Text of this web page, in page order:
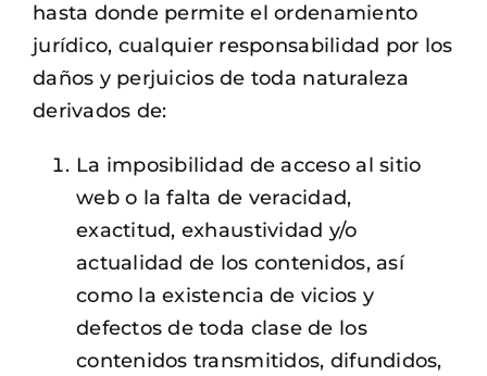
hasta donde permite el ordenamiento
jurídico, cualquier responsabilidad por los
daños y perjuicios de toda naturaleza
derivados de:
La imposibilidad de acceso al sitio
web o la falta de veracidad,
exactitud, exhaustividad y/o
actualidad de los contenidos, así
como la existencia de vicios y
defectos de toda clase de los
contenidos transmitidos, difundidos,